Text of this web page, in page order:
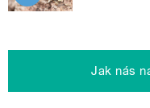
Jak nás